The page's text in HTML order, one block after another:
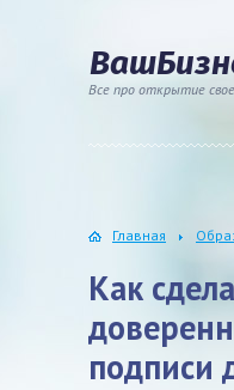
Все про открытие
Главная
Как
подписи